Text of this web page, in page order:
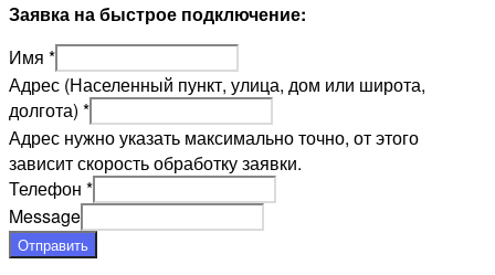
Заявка на быстрое подключение:
Имя *
Адрес (Населенный пункт, улица, дом или широта,
долгота) *
Адрес нужно указать максимально точно, от этого
зависит скорость обработку заявки.
Телефон *
Message
Отправить